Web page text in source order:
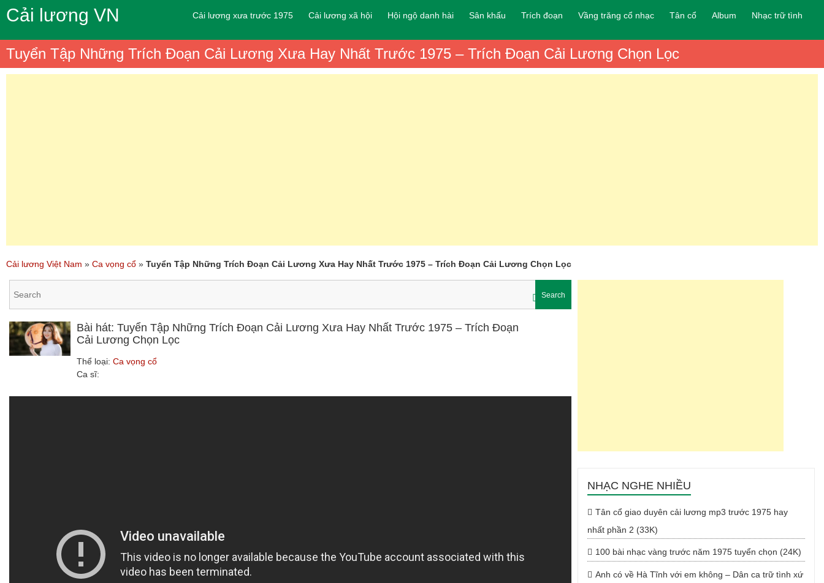
Cải lương VN Cải lương xưa trước 1975 Cải lương xã hội Hội ngộ danh hài Sân khấu Trích đoạn Vầng trăng cổ nhạc Tân cổ Album Nhạc trữ tình
Tuyển Tập Những Trích Đoạn Cải Lương Xưa Hay Nhất Trước 1975 – Trích Đoạn Cải Lương Chọn Lọc
Cải lương Việt Nam » Ca vọng cổ » Tuyển Tập Những Trích Đoạn Cải Lương Xưa Hay Nhất Trước 1975 – Trích Đoạn Cải Lương Chọn Lọc
Search
Bài hát: Tuyển Tập Những Trích Đoạn Cải Lương Xưa Hay Nhất Trước 1975 – Trích Đoạn
Cải Lương Chọn Lọc
Thể loại:Ca vọng cổ
Ca sĩ:
NHẠC NGHE NHIỀU
Tân cổ giao duyên cải lương mp3 trước 1975 hay
nhất phần 2 (33K)
100 bài nhạc vàng trước năm 1975 tuyển chọn (24K)
Anh có về Hà Tĩnh với em không – Dân ca trữ tình xứ